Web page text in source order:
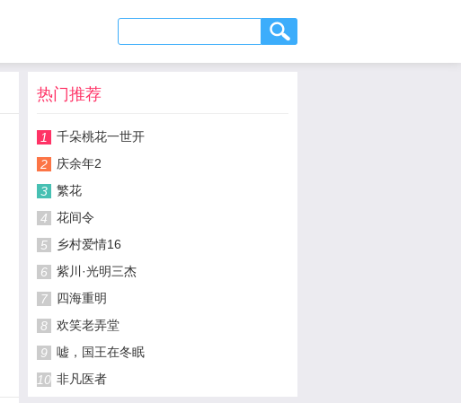
热门推荐
1
千朵桃花一世开
2
庆余年2
3
繁花
4
花间令
5
乡村爱情16
6
紫川·光明三杰
7
四海重明
8
欢笑老弄堂
9
嘘，国王在冬眠
10 非凡医者